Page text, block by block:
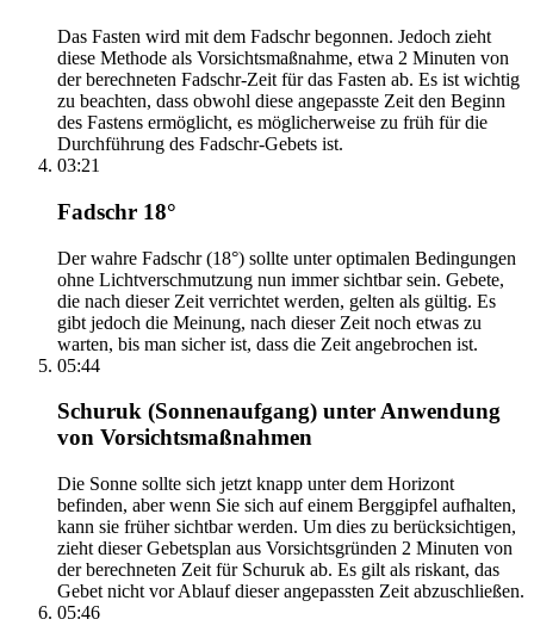
Das Fasten wird mit dem Fadschr begonnen. Jedoch zieht
diese Methode als Vorsichtsmaßnahme, etwa 2 Minuten von
der berechneten Fadschr-Zeit für das Fasten ab. Es ist wichtig
zu beachten, dass obwohl diese angepasste Zeit den Beginn
des Fastens ermöglicht, es möglicherweise zu früh für die
Durchführung des Fadschr-Gebets ist.
03:21
Fadschr 18°
Der wahre Fadschr (18°) sollte unter optimalen Bedingungen
ohne Lichtverschmutzung nun immer sichtbar sein. Gebete,
die nach dieser Zeit verrichtet werden, gelten als gültig. Es
gibt jedoch die Meinung, nach dieser Zeit noch etwas zu
warten, bis man sicher ist, dass die Zeit angebrochen ist.
05:44
Schuruk (Sonnenaufgang) unter Anwendung
von Vorsichtsmaßnahmen
Die Sonne sollte sich jetzt knapp unter dem Horizont
befinden, aber wenn Sie sich auf einem Berggipfel aufhalten,
kann sie früher sichtbar werden. Um dies zu berücksichtigen,
zieht dieser Gebetsplan aus Vorsichtsgründen 2 Minuten von
der berechneten Zeit für Schuruk ab. Es gilt als riskant, das
Gebet nicht vor Ablauf dieser angepassten Zeit abzuschließen.
05:46